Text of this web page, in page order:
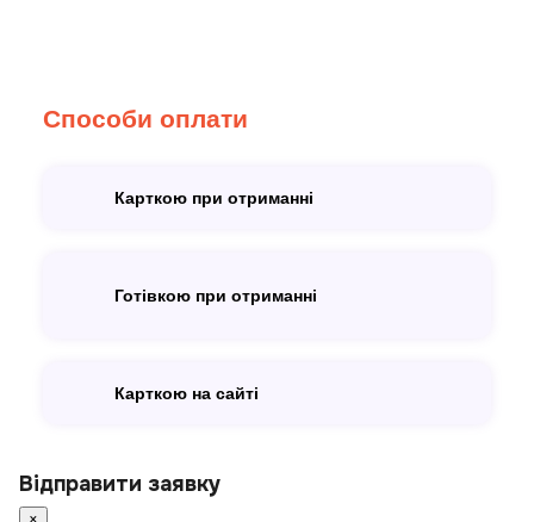
Способи оплати
Карткою при отриманні
Готівкою при отриманні
Карткою на сайті
Відправити заявку